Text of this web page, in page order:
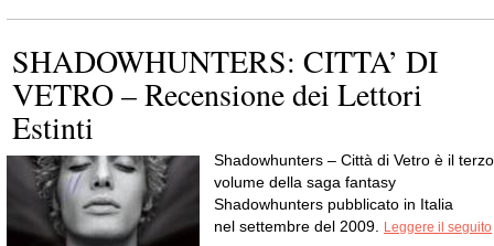
SHADOWHUNTERS: CITTA’ DI
VETRO – Recensione dei Lettori
Estinti
Shadowhunters – Città di Vetro è il terzo
volume della saga fantasy
Shadowhunters pubblicato in Italia
nel settembre del 2009.
Leggere il seguito